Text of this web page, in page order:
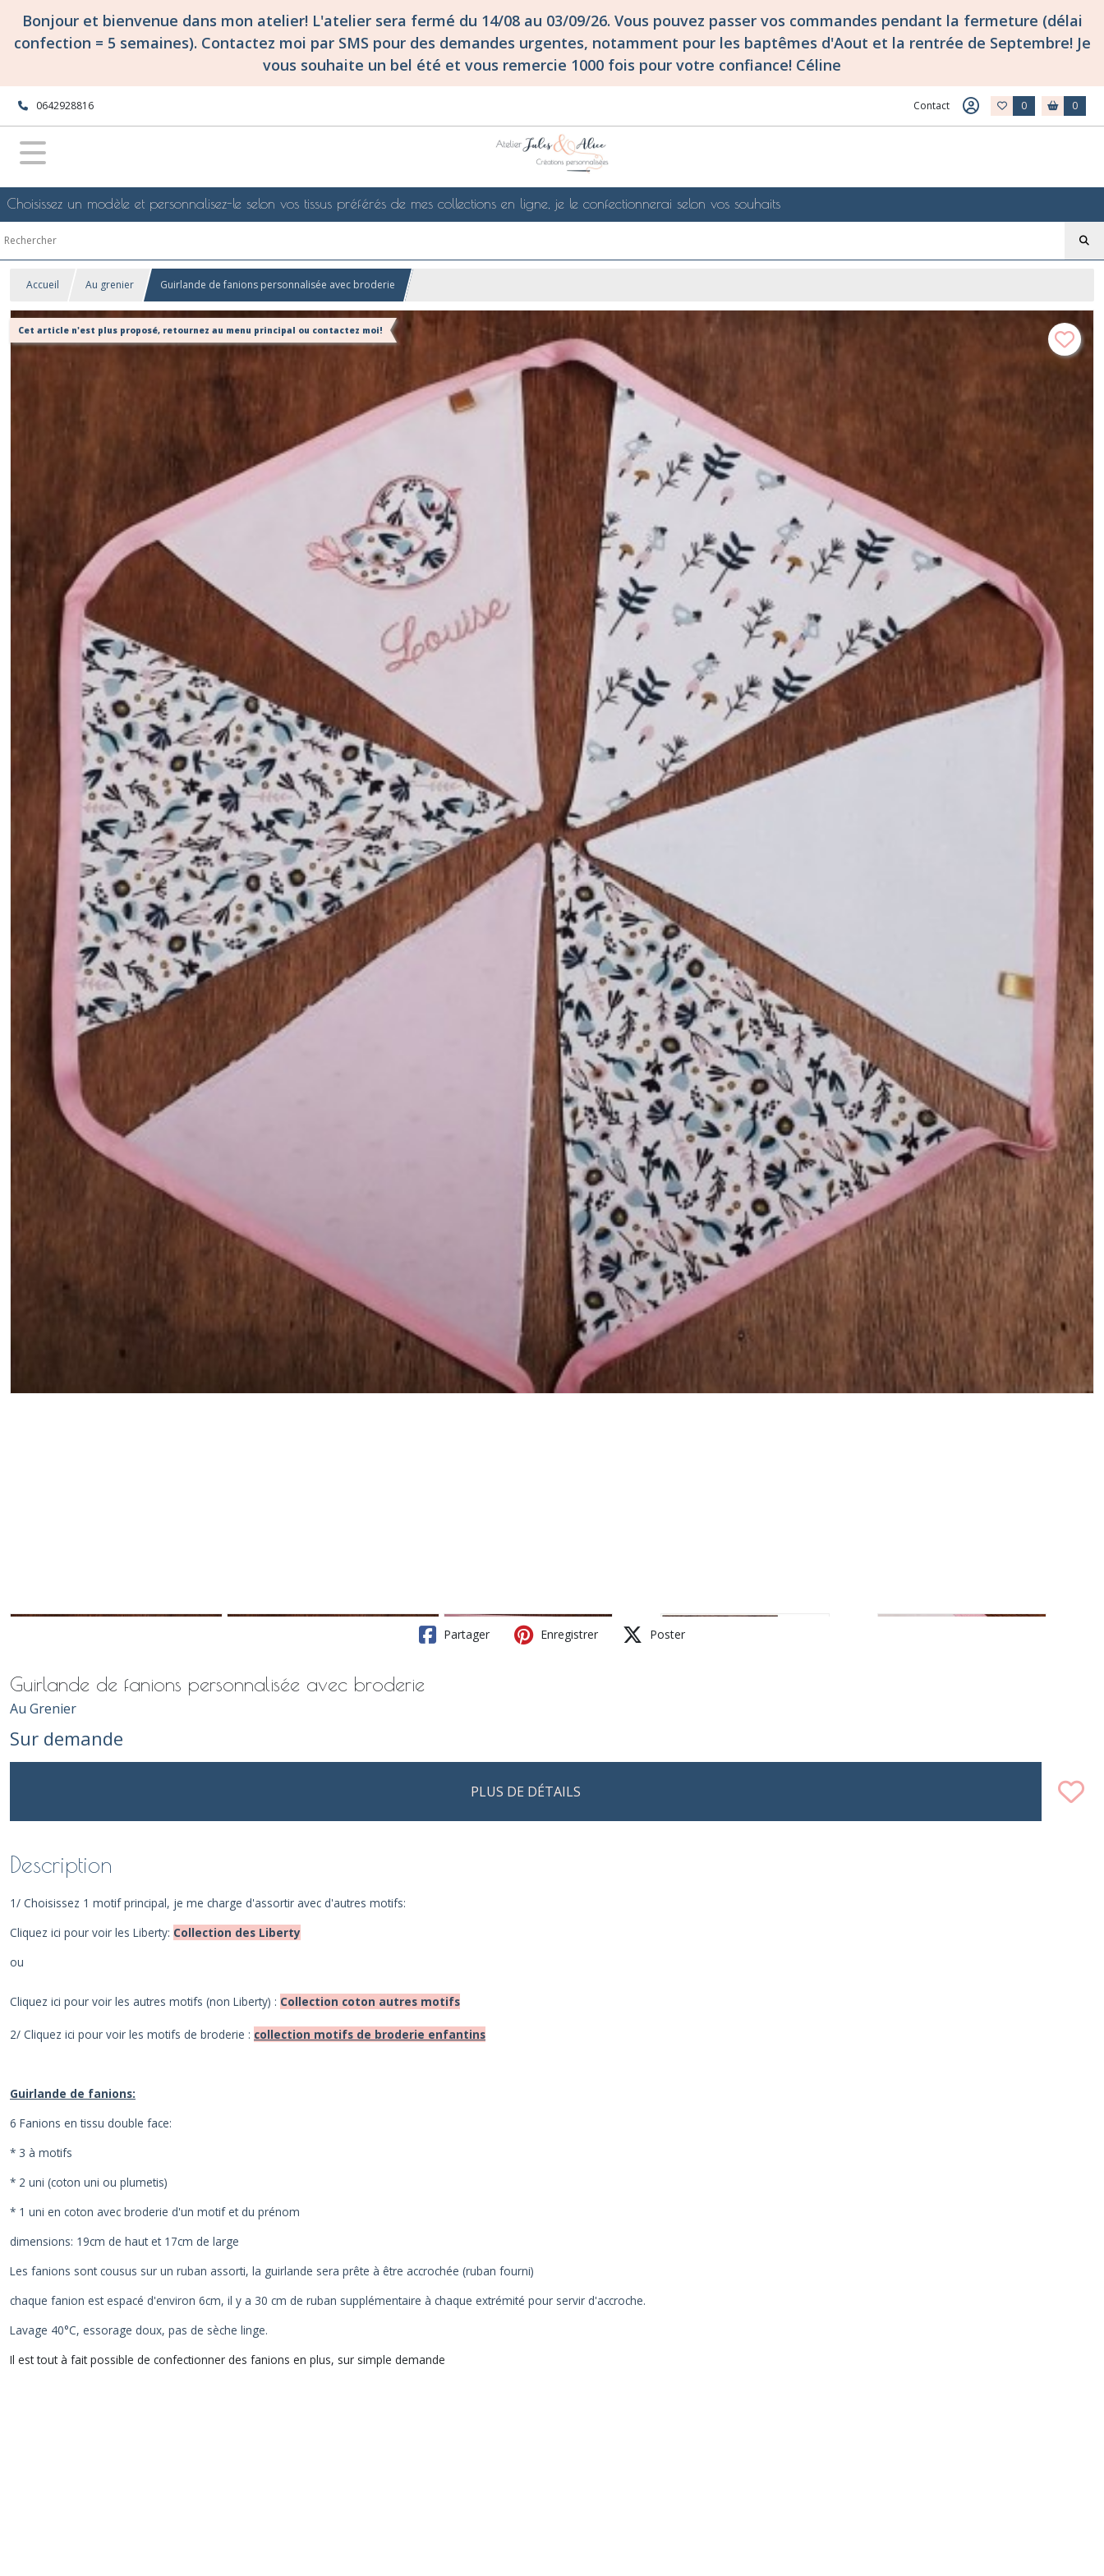
Bonjour et bienvenue dans mon atelier! L'atelier sera fermé du 14/08 au 03/09/26. Vous pouvez passer vos commandes pendant la fermeture (délai
confection = 5 semaines). Contactez moi par SMS pour des demandes urgentes, notamment pour les baptêmes d'Aout et la rentrée de Septembre! Je
vous souhaite un bel été et vous remercie 1000 fois pour votre confiance! Céline
0642928816 Contact 0 0
Choisissez un modèle et personnalisez-le selon vos tissus préférés de mes collections en ligne, je le confectionnerai selon vos souhaits
Accueil Au grenier Guirlande de fanions personnalisée avec broderie
Cet article n'est plus proposé, retournez au menu principal ou contactez moi!
Partager Enregistrer Poster
Guirlande de fanions personnalisée avec broderie
Au Grenier
Sur demande
PLUS DE DÉTAILS
Description
1/ Choisissez 1 motif principal, je me charge d'assortir avec d'autres motifs:
Cliquez ici pour voir les Liberty: Collection des Liberty
ou
Cliquez ici pour voir les autres motifs (non Liberty) : Collection coton autres motifs
2/ Cliquez ici pour voir les motifs de broderie : collection motifs de broderie enfantins
Guirlande de fanions:
6 Fanions en tissu double face:
* 3 à motifs
* 2 uni (coton uni ou plumetis)
* 1 uni en coton avec broderie d'un motif et du prénom
dimensions: 19cm de haut et 17cm de large
Les fanions sont cousus sur un ruban assorti, la guirlande sera prête à être accrochée (ruban fourni)
chaque fanion est espacé d'environ 6cm, il y a 30 cm de ruban supplémentaire à chaque extrémité pour servir d'accroche.
Lavage 40°C, essorage doux, pas de sèche linge.
Il est tout à fait possible de confectionner des fanions en plus, sur simple demande